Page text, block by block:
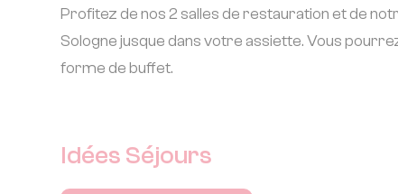
Profitez de nos 2 salles de restauration et de
Sologne jusque dans votre assiette. Vous
forme de buffet.
Idées Séjours